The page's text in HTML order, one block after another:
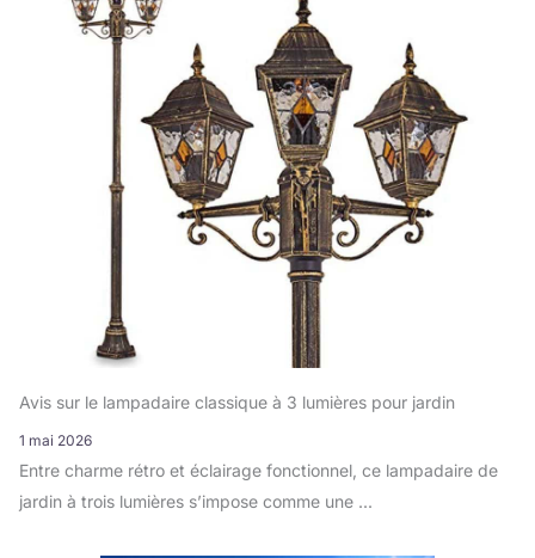
Avis sur le lampadaire classique à 3 lumières pour jardin
1 mai 2026
Entre charme rétro et éclairage fonctionnel, ce lampadaire de
jardin à trois lumières s’impose comme une ...